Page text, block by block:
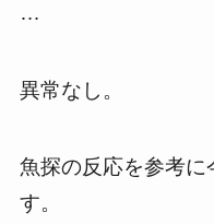
…
異常なし。
魚探の反応を参考に
す。